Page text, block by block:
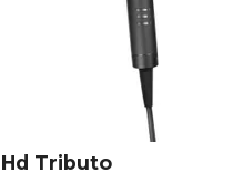
Hd Tributo